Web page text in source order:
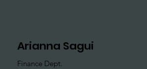
Arianna Sagui
Finance Dept.